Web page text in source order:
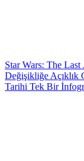
Star Wars: The Last
Değişikliğe Açıklık
Tarihi Tek Bir